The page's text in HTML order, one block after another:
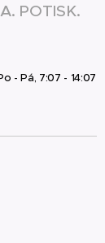
POTISK.
- Pá, 7:07 - 14:07